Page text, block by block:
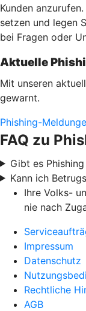
Kunden
setzen und legen
bei Fragen oder
Aktuelle
Mit unseren
gewarnt.
Phishing-
FAQ zu
Gibt es
Kann ich
Ihre Volks-
nie nach
Impressum
Datenschutz
Rechtliche
AGB